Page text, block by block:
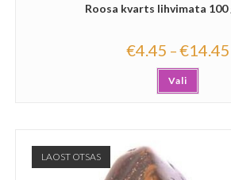
Roosa kvarts lihvimata 100
€4.45 –€14.45
Vali
LAOST OTSAS